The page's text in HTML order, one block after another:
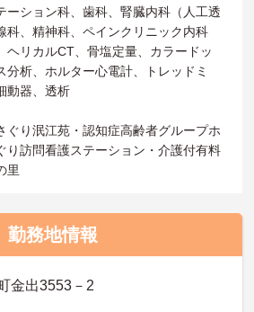
ーション科、歯科、腎臓内科（人工透
科、精神科、ペインクリニック内科
ヘリカルCT、骨塩定量、カラードッ
分析、ホルター心電計、トレッドミ
動器、透析
ぐり泯江苑・認知症高齢者グループホ
り訪問看護ステーション・介護付有料
里
勤務地情報
金出3553－2